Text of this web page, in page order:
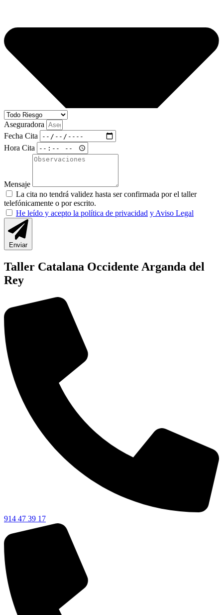
Aseguradora
Fecha Cita
Hora Cita
Mensaje
La cita no tendrá validez hasta ser confirmada por el taller
telefónicamente o por escrito.
He leído y acepto la política de privacidad y Aviso Legal
Enviar
Taller Catalana Occidente Arganda del
Rey
914 47 39 17